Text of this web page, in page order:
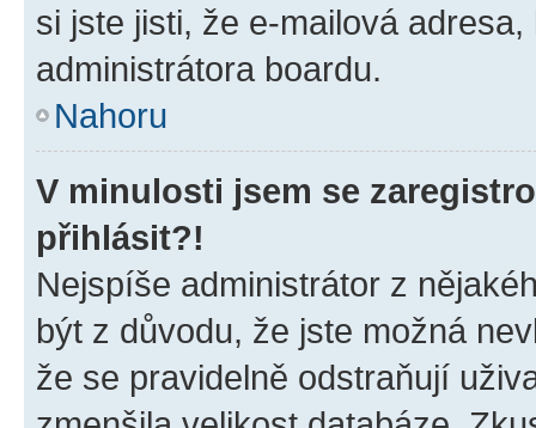
si jste jisti, že e-mailová
administrátora boardu.
Nahoru
V minulosti jsem se
přihlásit?!
Nejspíše administrátor z
být z důvodu, že jste možná
že se pravidelně odstraňují